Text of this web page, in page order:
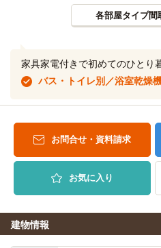
各部屋タイプ間
家具家電付きで初めてのひとり
バス・トイレ別／浴室乾燥
お問合せ・資料請求
お気に入り
建物情報